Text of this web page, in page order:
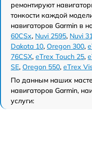
ремонтируют
тонкости каждой
навигаторов Garmin в
60CSx, Nuvi 2595, Nuvi
Dakota 10, Oregon 300,
76CSX, eTrex Touch 25,
SE, Oregon 550, eTrex
По данным наших
навигаторов Garmin,
услуги: